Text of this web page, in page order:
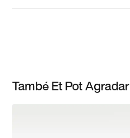
També Et Pot Agradar